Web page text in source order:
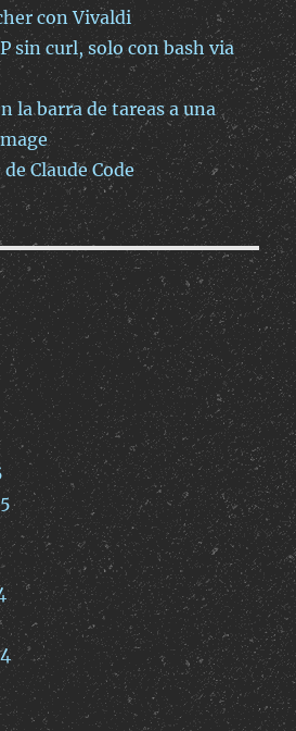
con Vivaldi
sin curl, solo con bash via
la barra de tareas a una
Claude Code